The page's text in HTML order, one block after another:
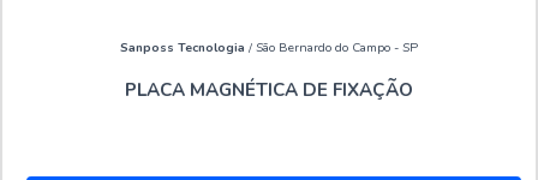
Sanposs Tecnologia / São Bernardo do Campo - SP
PLACA MAGNÉTICA DE FIXAÇÃO